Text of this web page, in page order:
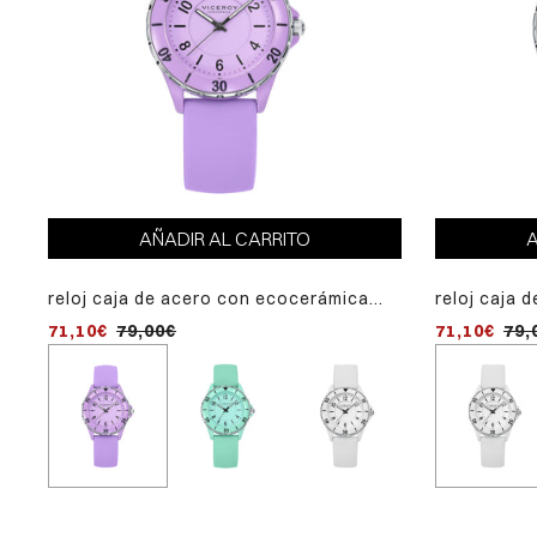
AÑADIR AL CARRITO
reloj caja de acero con ecocerámica
violeta, movimiento cuarzo
71,10€ 79,00€
reloj
71,10€
reloj caja
silicona
71,10€